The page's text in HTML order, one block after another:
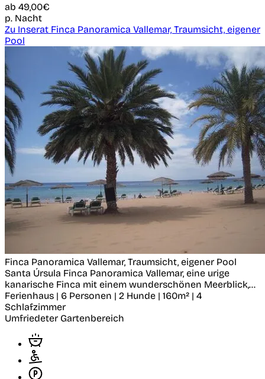
ab 49,00€
p. Nacht
Zu Inserat Finca Panoramica Vallemar, Traumsicht, eigener
Pool
Finca Panoramica Vallemar, Traumsicht, eigener Pool
Santa Úrsula Finca Panoramica Vallemar, eine urige
kanarische Finca mit einem wunderschönen Meerblick,...
Ferienhaus | 6 Personen | 2 Hunde | 160m² | 4
Schlafzimmer
Umfriedeter Gartenbereich